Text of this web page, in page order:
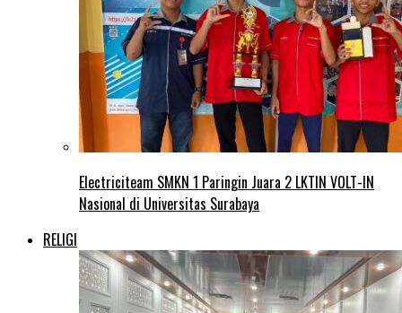
Electriciteam SMKN 1 Paringin Juara 2 LKTIN VOLT-IN
Nasional di Universitas Surabaya
RELIGI